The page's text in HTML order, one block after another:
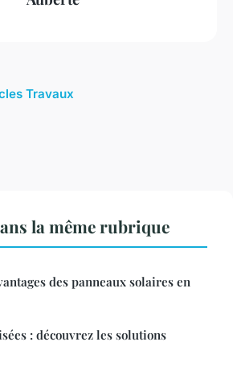
Travaux
la même rubrique
des panneaux solaires en
: découvrez les solutions